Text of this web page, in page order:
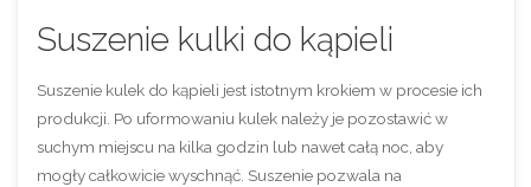
Suszenie kulki do kąpieli
Suszenie kulek do kąpieli jest istotnym krokiem w procesie ich
produkcji. Po uformowaniu kulek należy je pozostawić w
suchym miejscu na kilka godzin lub nawet całą noc, aby
mogły całkowicie wyschnąć. Suszenie pozwala na